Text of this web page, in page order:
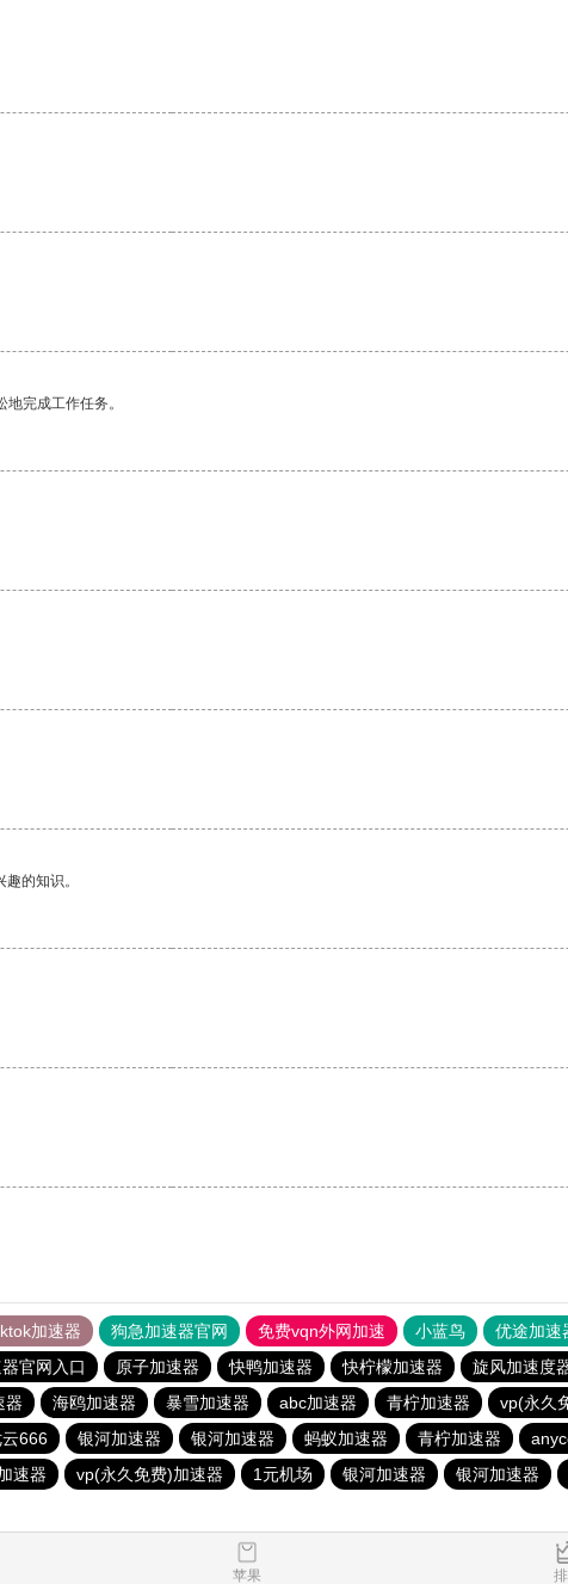
完成工作任务。
的知识。
加速器 狗急加速器官网 免费vqn外网加速 小蓝鸟 优途加速
官网入口 原子加速器 快鸭加速器 快柠檬加速器 旋风加速度
器 海鸥加速器 暴雪加速器 abc加速器 青柠加速器 vp(永久
666 银河加速器 银河加速器 蚂蚁加速器 青柠加速器
速器 vp(永久免费)加速器 1元机场 银河加速器 银河加速器
苹果